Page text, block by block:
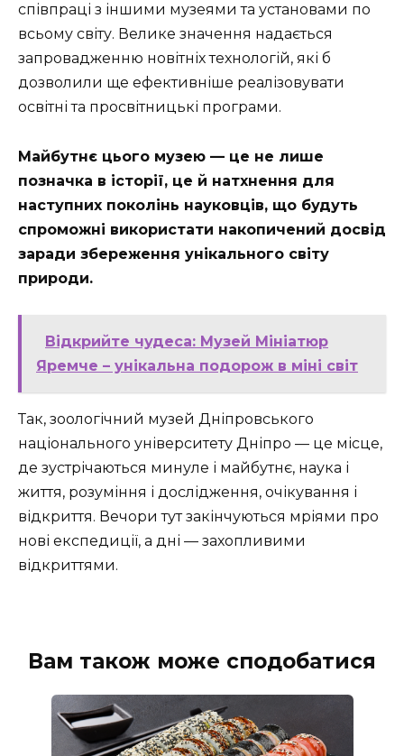
співпраці з іншими музеями та установами по
всьому світу. Велике значення надається
запровадженню новітніх технологій, які б
дозволили ще ефективніше реалізовувати
освітні та просвітницькі програми.
Майбутнє цього музею — це не лише
позначка в історії, це й натхнення для
наступних поколінь науковців, що будуть
спроможні використати накопичений досвід
заради збереження унікального світу
природи.
Відкрийте чудеса: Музей Мініатюр
Яремче – унікальна подорож в міні світ
Так, зоологічний музей Дніпровського
національного університету Дніпро — це місце,
де зустрічаються минуле і майбутнє, наука і
життя, розуміння і дослідження, очікування і
відкриття. Вечори тут закінчуються мріями про
нові експедиції, а дні — захопливими
відкриттями.
Вам також може сподобатися